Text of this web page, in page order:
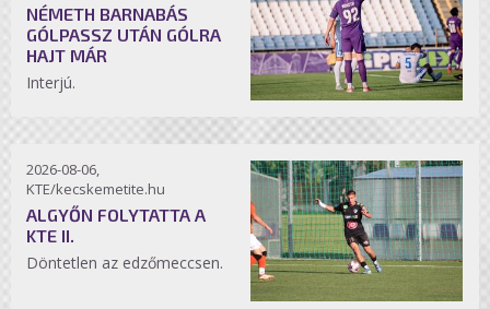
NÉMETH BARNABÁS
GÓLPASSZ UTÁN GÓLRA
HAJT MÁR
Interjú.
2026-08-06,
KTE/kecskemetite.hu
ALGYŐN FOLYTATTA A
KTE II.
Döntetlen az edzőmeccsen.